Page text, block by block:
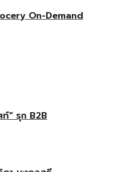
On-Demand
” รุก B2B